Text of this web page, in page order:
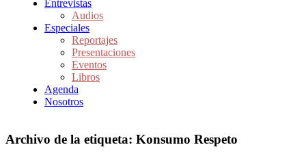
Entrevistas
Audios
Especiales
Reportajes
Presentaciones
Eventos
Libros
Agenda
Nosotros
Archivo de la etiqueta: Konsumo Respeto